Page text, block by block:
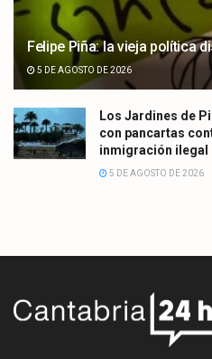
Felipe Piña: la vieja política
5 DE AGOSTO DE 2026
Los Jardines de
con pancartas
inmigración ilegal
5 DE AGOSTO DE 2026